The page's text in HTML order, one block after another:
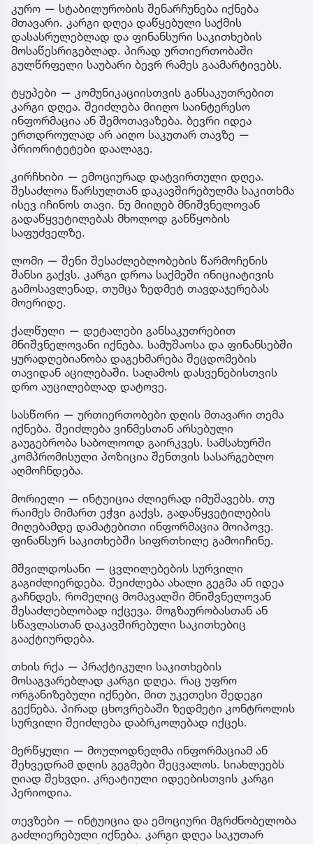
კურო — სტაბილურობის შენარჩუნება იქნება
მთავარი. კარგი დღეა დაწყებული საქმის
დასასრულებლად და ფინანსური საკითხების
მოსაწესრიგებლად. პირად ურთიერთობაში
გულწრფელი საუბარი ბევრ რამეს გაამარტივებს.
ტყუპები — კომუნიკაციისთვის განსაკუთრებით
კარგი დღეა. შეიძლება მიიღო საინტერესო
ინფორმაცია ან შემოთავაზება. ბევრი იდეა
ერთდროულად არ აიღო საკუთარ თავზე —
პრიორიტეტები დაალაგე.
კირჩხიბი — ემოციურად დატვირთული დღეა.
შესაძლოა წარსულთან დაკავშირებულმა საკითხმა
ისევ იჩინოს თავი. ნუ მიიღებ მნიშვნელოვან
გადაწყვეტილებას მხოლოდ განწყობის
საფუძველზე.
ლომი — შენი შესაძლებლობების წარმოჩენის
შანსი გაქვს. კარგი დროა საქმეში ინიციატივის
გამოსავლენად, თუმცა ზედმეტ თავდაჯერებას
მოერიდე.
ქალწული — დეტალები განსაკუთრებით
მნიშვნელოვანი იქნება. სამუშაოსა და ფინანსებში
ყურადღებიანობა დაგეხმარება შეცდომების
თავიდან აცილებაში. საღამოს დასვენებისთვის
დრო აუცილებლად დატოვე.
სასწორი — ურთიერთობები დღის მთავარი თემა
იქნება. შეიძლება ვინმესთან არსებული
გაუგებრობა საბოლოოდ გაირკვეს. სამსახურში
კომპრომისული პოზიცია შენთვის სასარგებლო
აღმოჩნდება.
მორიელი — ინტუიცია ძლიერად იმუშავებს. თუ
რაიმეს მიმართ ეჭვი გაქვს, გადაწყვეტილების
მიღებამდე დამატებითი ინფორმაცია მოიპოვე.
ფინანსურ საკითხებში სიფრთხილე გამოიჩინე.
მშვილდოსანი — ცვლილებების სურვილი
გაგიძლიერდება. შეიძლება ახალი გეგმა ან იდეა
გაჩნდეს, რომელიც მომავალში მნიშვნელოვან
შესაძლებლობად იქცევა. მოგზაურობასთან ან
სწავლასთან დაკავშირებული საკითხებიც
გააქტიურდება.
თხის რქა — პრაქტიკული საკითხების
მოსაგვარებლად კარგი დღეა. რაც უფრო
ორგანიზებული იქნები, მით უკეთესი შედეგი
გექნება. პირად ცხოვრებაში ზედმეტი კონტროლის
სურვილი შეიძლება დაბრკოლებად იქცეს.
მერწყული — მოულოდნელმა ინფორმაციამ ან
შეხვედრამ დღის გეგმები შეცვალოს. სიახლეებს
ღიად შეხვდი. კრეატიული იდეებისთვის კარგი
პერიოდია.
თევზები — ინტუიცია და ემოციური მგრძნობელობა
გაძლიერებული იქნება. კარგი დღეა საკუთარ